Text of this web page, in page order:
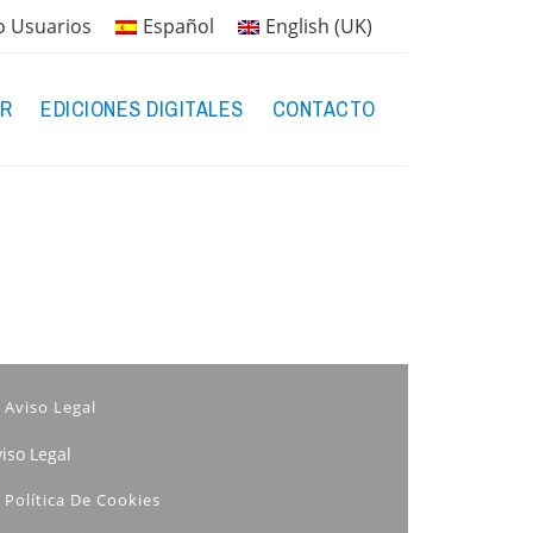
Usuarios Español English (UK)
EDICIONES DIGITALES CONTACTO
Aviso Legal
Legal
Política De Cookies